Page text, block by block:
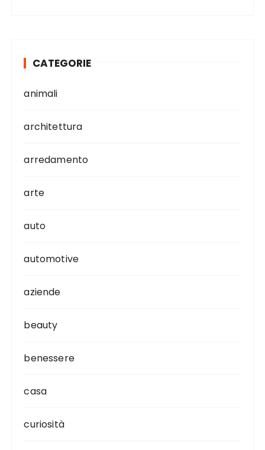
CATEGORIE
animali
architettura
arredamento
arte
auto
automotive
aziende
beauty
benessere
casa
curiosità